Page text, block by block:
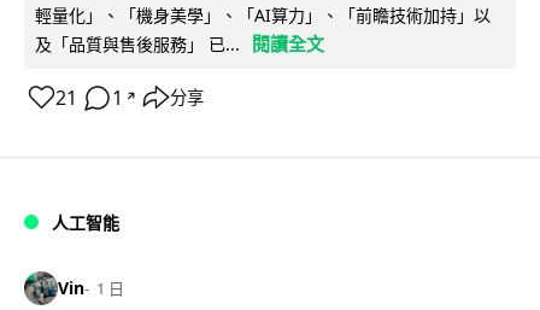
輕量化」、「機身美學」、「AI算力」、「前瞻技術加持」以
及「品質與售後服務」 已...
閱讀全文
21 1 ↗ 分享
人工智能
Vin 1 日